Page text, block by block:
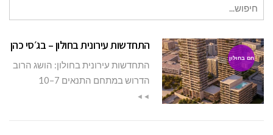
עבור:
חם בחולון
התחדשות עירונית בחולון – בג׳סי כהן
התחדשות עירונית בחולון: הושג הרוב
הדרוש במתחם התנאים 7–10
◄◄